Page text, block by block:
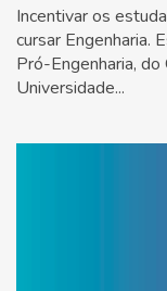
Incentivar os
cursar Engenharia.
Pró-Engenharia,
Universidade...